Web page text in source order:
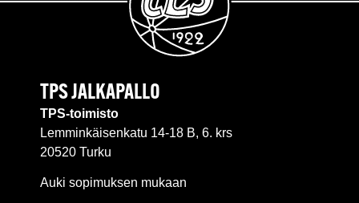
TPS JALKAPALLO
TPS-toimisto
Lemminkäisenkatu 14-18 B, 6. krs
20520 Turku
Auki sopimuksen mukaan